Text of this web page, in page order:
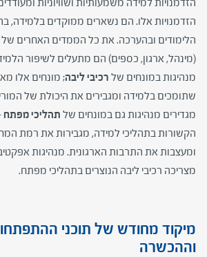
הזדמנויות אלו. הם נשארים ממוקדים בלמידה,
הלימודים ובהערכה. את כל הממדים האחרים של
(מינהל, ארגון, כספים) הם מתעלים לשיפור
מנהיגות במונחים של רכיבי ליבה; מונחים אלו
שתומכים בלמידה ומגבירים את היכולת של
מגדירים מנהיגות גם במונחים של תהליכי מפתח
הקשורות בתהליכי למידה, מגבירות את רמת
ומעצבות את התרבות הארגונית. מנהיגות
מצריכה רכיבי ליבה הנוצרים בתהליכי מפתח.
מיקוד מחודש של תוכני
וההכשרה